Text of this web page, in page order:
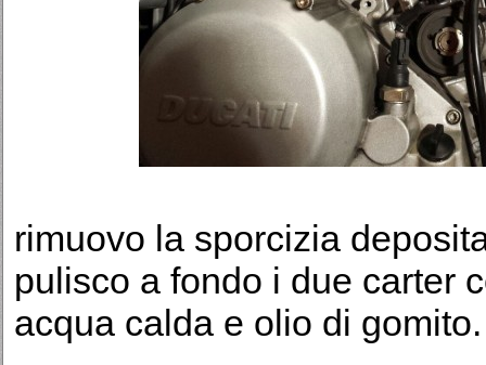
rimuovo la sporcizia
pulisco a fondo i due carter
acqua calda e olio di gomito.